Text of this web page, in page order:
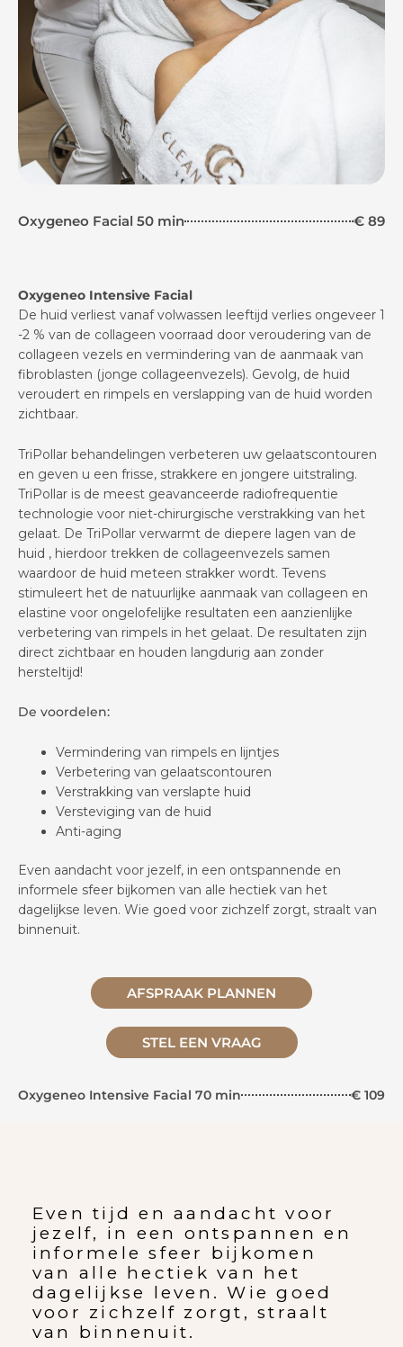
Oxygeneo Facial 50 min € 89
Oxygeneo Intensive Facial
De huid verliest vanaf volwassen leeftijd verlies ongeveer 1
-2 % van de collageen voorraad door veroudering van de
collageen vezels en vermindering van de aanmaak van
fibroblasten (jonge collageenvezels). Gevolg, de huid
veroudert en rimpels en verslapping van de huid worden
zichtbaar.
TriPollar behandelingen verbeteren uw gelaatscontouren
en geven u een frisse, strakkere en jongere uitstraling.
TriPollar is de meest geavanceerde radiofrequentie
technologie voor niet-chirurgische verstrakking van het
gelaat. De TriPollar verwarmt de diepere lagen van de
huid , hierdoor trekken de collageenvezels samen
waardoor de huid meteen strakker wordt. Tevens
stimuleert het de natuurlijke aanmaak van collageen en
elastine voor ongelofelijke resultaten een aanzienlijke
verbetering van rimpels in het gelaat. De resultaten zijn
direct zichtbaar en houden langdurig aan zonder
hersteltijd!
De voordelen:
Vermindering van rimpels en lijntjes
Verbetering van gelaatscontouren
Verstrakking van verslapte huid
Versteviging van de huid
Anti-aging
Even aandacht voor jezelf, in een ontspannende en
informele sfeer bijkomen van alle hectiek van het
dagelijkse leven. Wie goed voor zichzelf zorgt, straalt van
binnenuit.
AFSPRAAK PLANNEN
STEL EEN VRAAG
Oxygeneo Intensive Facial 70 min € 109
Even tijd en aandacht voor
jezelf, in een ontspannen en
informele sfeer bijkomen
van alle hectiek van het
dagelijkse leven. Wie goed
voor zichzelf zorgt, straalt
van binnenuit.